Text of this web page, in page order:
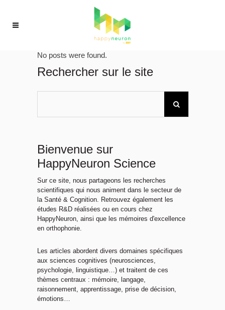
No posts were found.
Rechercher sur le site
Bienvenue sur
HappyNeuron Science
Sur ce site, nous partageons les recherches
scientifiques qui nous animent dans le secteur de
la Santé & Cognition. Retrouvez également les
études R&D réalisées ou en cours chez
HappyNeuron, ainsi que les mémoires d'excellence
en orthophonie.
Les articles abordent divers domaines spécifiques
aux sciences cognitives (neurosciences,
psychologie, linguistique…) et traitent de ces
thèmes centraux : mémoire, langage,
raisonnement, apprentissage, prise de décision,
émotions…